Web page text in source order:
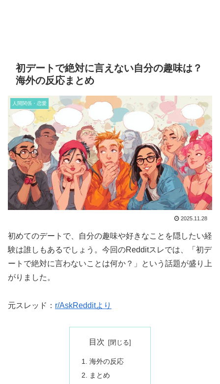
初デートで絶対に言えない自分の趣味は？
海外の反応まとめ
人間関係・恋愛
2025.11.28
初めてのデートで、自分の趣味や好きなことを隠したい経
験は誰しもあるでしょう。今回のRedditスレでは、「初デ
ートで絶対に言わないことは何か？」という話題が盛り上
がりました。
元スレッド： r/AskRedditより
目次
海外の反応
まとめ